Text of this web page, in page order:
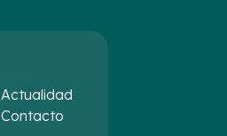
Actualidad
Contacto